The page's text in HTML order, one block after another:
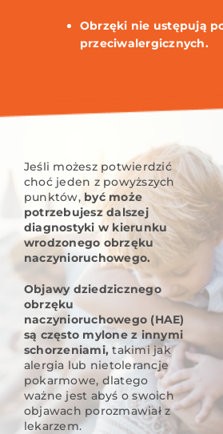
Obrzęki nie ustępują
przeciwalergicznych.
Jeśli możesz potwierdzić
choć jeden z powyższych
punktów, być może
potrzebujesz dalszej
diagnostyki w kierunku
wrodzonego obrzęku
naczynioruchowego.
Objawy dziedzicznego
obrzęku
naczynioruchowego (HAE)
są często mylone z innymi
schorzeniami, takimi jak
alergia lub nietolerancje
pokarmowe, dlatego
ważne jest abyś o swoich
objawach porozmawiał z
lekarzem.